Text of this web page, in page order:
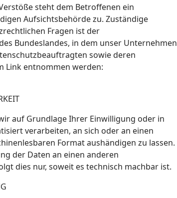
steht dem Betroffenen ein
Aufsichtsbehörde zu. Zuständige
Fragen ist der
Bundeslandes, in dem unser Unternehmen
sowie deren
Link entnommen werden:
auf Grundlage Ihrer Einwilligung oder in
verarbeiten, an sich oder an einen
Format aushändigen zu lassen.
der Daten an einen anderen
dies nur, soweit es technisch machbar ist.